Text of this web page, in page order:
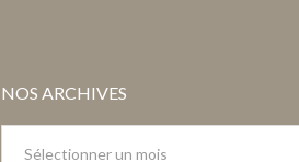
NOS ARCHIVES